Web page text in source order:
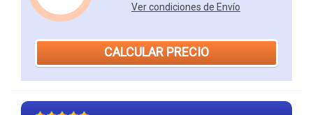
Ver condiciones de Envío
CALCULAR PRECIO